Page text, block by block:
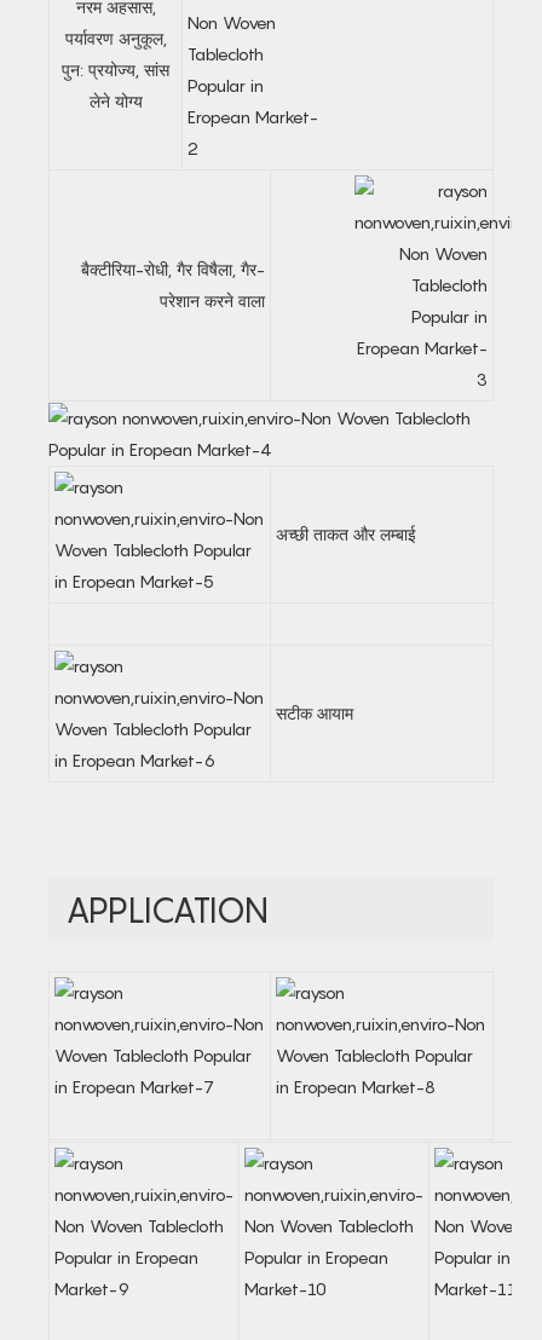
नरम अहसास,
पर्यावरण अनुकूल,
पुन: प्रयोज्य, सांस
लेने योग्य
बैक्टीरिया-रोधी, गैर विषैला, गैर-
परेशान करने वाला
अच्छी ताकत और लम्बाई
सटीक आयाम
APPLICATION